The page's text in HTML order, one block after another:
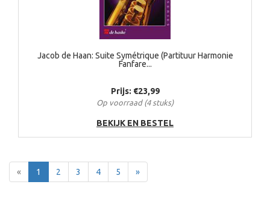
Jacob de Haan: Suite Symétrique (Partituur Harmonie
Fanfare...
Prijs: €23,99
Op voorraad (4 stuks)
BEKIJK EN BESTEL
« Terug1 2 3 4 5 »Voor